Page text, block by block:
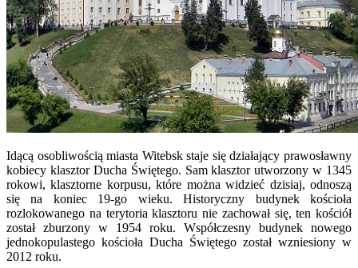
Idącą osobliwością miasta Witebsk staje się działający prawosławny
kobiecy klasztor Ducha Świętego. Sam klasztor utworzony w 1345
rokowi, klasztorne korpusu, które można widzieć dzisiaj, odnoszą
się na koniec 19-go wieku. Historyczny budynek kościoła
rozlokowanego na terytoria klasztoru nie zachował się, ten kościół
został zburzony w 1954 roku. Współczesny budynek nowego
jednokopulastego kościoła Ducha Świętego został wzniesiony w
2012 roku.